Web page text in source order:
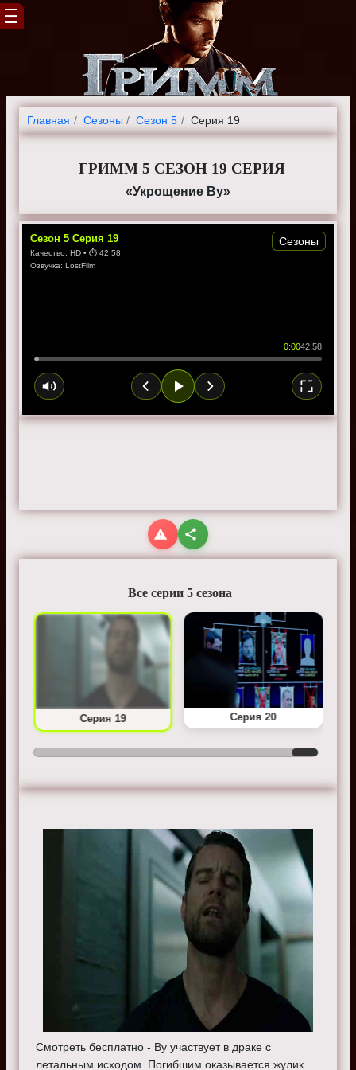
Главная Cезоны Сезон 5 Серия 19
ГРИММ 5 СЕЗОН 19 СЕРИЯ
«Укрощение Ву»
Сезон 5 Серия 19
Качество: HD • ⏱ 42:58
Озвучка: LostFilm
0:0042:58
Сезоны
Все серии 5 сезона
Серия 19 Серия 20
Смотреть бесплатно - Ву участвует в драке с
летальным исходом. Погибшим оказывается жулик.